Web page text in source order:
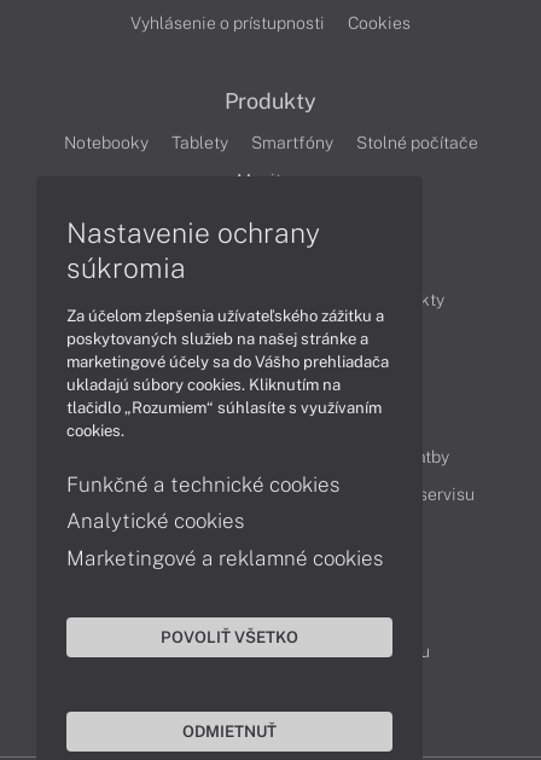
Vyhlásenie o prístupnosti
Cookies
Produkty
Notebooky Tablety Smartfóny
Stolné počítače
Monitory
Produkty
Technológie
Videá
Obsah
Možnosti doručenia a platby
Podpora a servis
Servisné služby Cenník servisu
Kontakty
043 4224 771
Obchodné oddelenie
Reklamácia tovaru
Nastavenie ochrany
súkromia
Za účelom zlepšenia užívateľského zážitku a
poskytovaných služieb na našej stránke a
marketingové účely sa do Vášho prehliadača
ukladajú súbory cookies. Kliknutím na
tlačidlo „Rozumiem“ súhlasíte s využívaním
cookies.
Funkčné a technické cookies
Analytické cookies
Marketingové a reklamné cookies
POVOLIŤ VŠETKO
ODMIETNUŤ